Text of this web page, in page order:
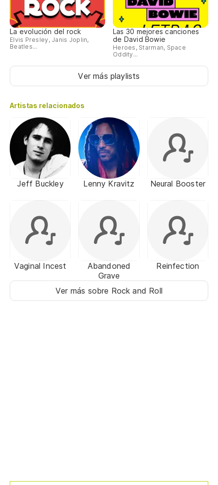
La evolución del rock
Elvis Presley, Janis Joplin,
Beatles...
Las 30 mejores canciones
de David Bowie
Heroes, Starman, Space
Oddity...
Ver más playlists
Artistas relacionados
Jeff Buckley Lenny Kravitz Neural Booster
Vaginal Incest
Abandoned
Grave
Reinfection
Ver más sobre Rock and Roll